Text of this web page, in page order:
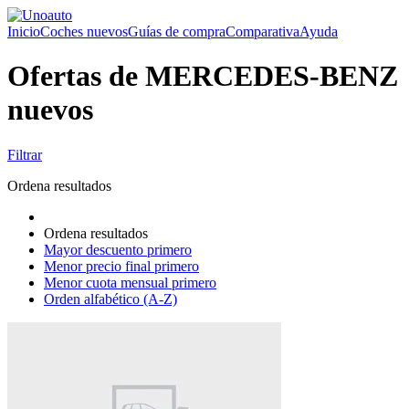
InicioCoches nuevosGuías de compraComparativaAyuda
Ofertas de MERCEDES-BENZ
nuevos
Filtrar
Ordena resultados
Ordena resultados
Mayor descuento primero
Menor precio final primero
Menor cuota mensual primero
Orden alfabético (A-Z)